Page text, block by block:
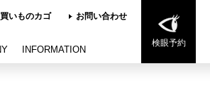
いものカゴ お問い合わせ
検眼予約
INFORMATION